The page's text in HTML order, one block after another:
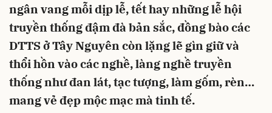
ngân vang mỗi dịp lễ, tết hay những lễ hội
truyền thống đậm đà bản sắc, đồng bào các
DTTS ở Tây Nguyên còn lặng lẽ gìn giữ và
thổi hồn vào các nghề, làng nghề truyền
thống như đan lát, tạc tượng, làm gốm, rèn…
mang vẻ đẹp mộc mạc mà tinh tế.